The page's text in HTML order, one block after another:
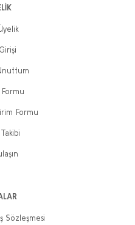
Formu
Sözleşmesi